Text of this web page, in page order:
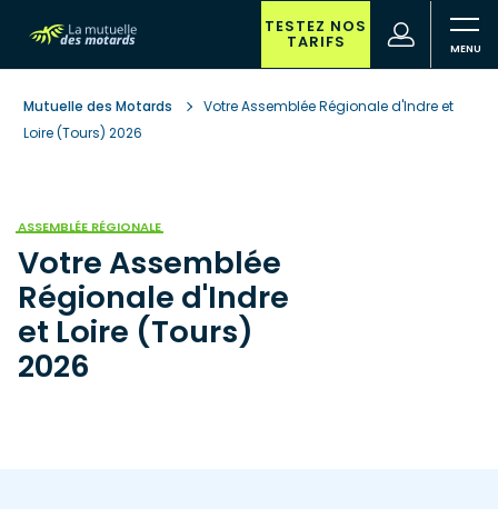
contenu
principal recherche
TESTEZ NOS
TARIFS
(nouvelle
fenêtre)
Mutuelle des Motards
Votre Assemblée Régionale d'Indre et
Loire (Tours) 2026
ASSEMBLÉE RÉGIONALE
Votre Assemblée
Régionale d'Indre
et Loire (Tours)
2026